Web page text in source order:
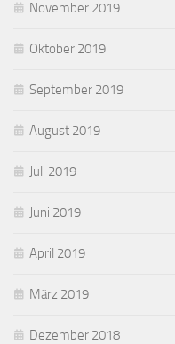
November 2019
Oktober 2019
September 2019
August 2019
Juli 2019
Juni 2019
April 2019
März 2019
Dezember 2018